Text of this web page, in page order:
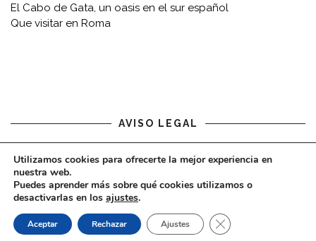
El Cabo de Gata, un oasis en el sur español
Que visitar en Roma
AVISO LEGAL
Aviso legal
COPYRIGHT © 2020 - VIAJARDESPACIO.COM
Utilizamos cookies para ofrecerte la mejor experiencia en
nuestra web.
Puedes aprender más sobre qué cookies utilizamos o
desactivarlas en los ajustes.
Aceptar Rechazar Ajustes CERRAR EL